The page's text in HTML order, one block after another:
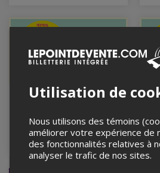
SUPERFOLK 2026 - 2
14 et 15 août 2026
Parc Basler, Morin-Heights,
14
QC
Utilisation de
Nous utilisons des témoins
améliorer votre expérience de
des fonctionnalités relatives à
analyser le trafic de nos sites.